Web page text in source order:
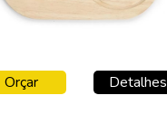
Orçar Detalhes